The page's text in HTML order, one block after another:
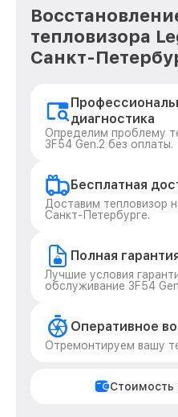
тепловизора
Санкт-
диагностика
Определим проблему
3F54 Gen.2 без оплаты.
Бесплатная
Доставим тепловизор
Санкт-Петербурге.
Полная
Лучшие условия
обслуживание 3F54
Оперативное
Отремонтируем вашу
Стоимость